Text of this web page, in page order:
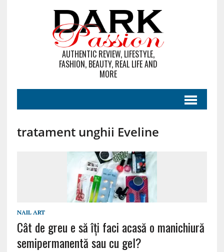
AUTHENTIC REVIEW, LIFESTYLE,
FASHION, BEAUTY, REAL LIFE AND
MORE
tratament unghii Eveline
NAIL ART
Cât de greu e să îți faci acasă o manichiură
semipermanentă sau cu gel?